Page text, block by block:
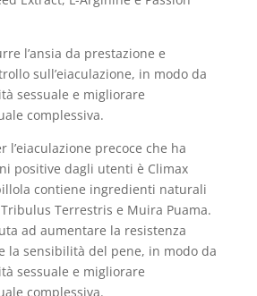
l’ansia da prestazione e
sull’eiaculazione, in modo da
sessuale e migliorare
complessiva.
l’eiaculazione precoce che ha
positive dagli utenti è Climax
contiene ingredienti naturali
Terrestris e Muira Puama.
ad aumentare la resistenza
la sensibilità del pene, in modo da
sessuale e migliorare
complessiva.